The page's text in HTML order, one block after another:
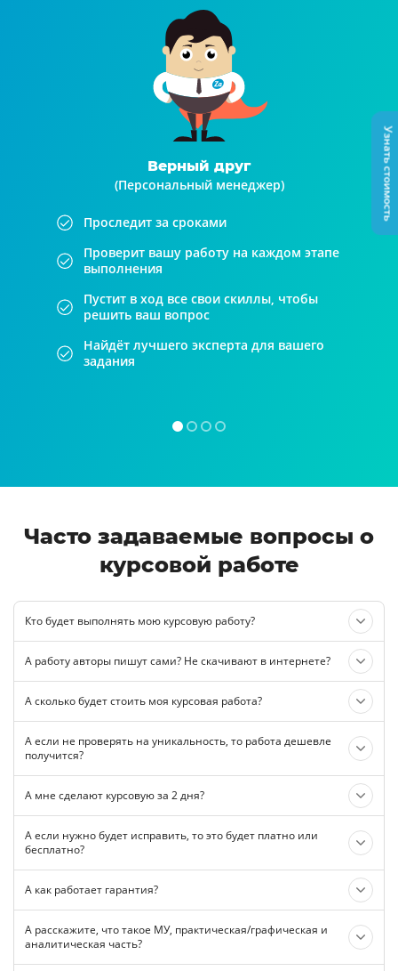
Верный друг
(Персональный менеджер)
Проследит за сроками
Проверит вашу работу на каждом этапе
выполнения
Пустит в ход все свои скиллы, чтобы
решить ваш вопрос
Найдёт лучшего эксперта для вашего
задания
Часто задаваемые вопросы о
курсовой работе
Кто будет выполнять мою курсовую работу?
А работу авторы пишут сами? Не скачивают в интернете?
А сколько будет стоить моя курсовая работа?
А если не проверять на уникальность, то работа дешевле
получится?
А мне сделают курсовую за 2 дня?
А если нужно будет исправить, то это будет платно или
бесплатно?
А как работает гарантия?
А расскажите, что такое МУ, практическая/графическая и
аналитическая часть?
Узнать стоимость